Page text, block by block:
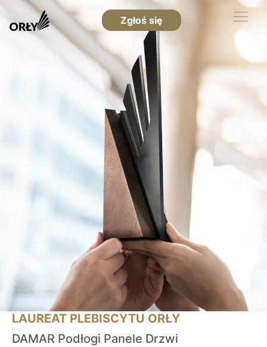
Zgłoś się
LAUREAT PLEBISCYTU ORŁY
DAMAR Podłogi Panele Drzwi